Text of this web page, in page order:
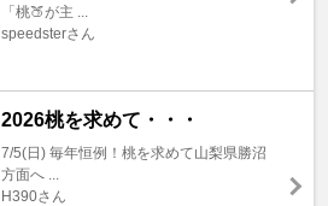
「桃🍑が主 ...
speedsterさん
2026桃を求めて・・・
7/5(日) 毎年恒例！桃を求めて山梨県勝沼
方面へ ...
H390さん